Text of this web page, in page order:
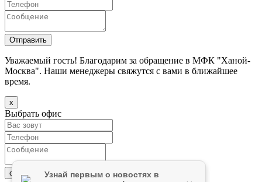
Уважаемый гость! Благодарим за обращение в МФК "Ханой-
Москва". Наши менеджеры свяжутся с вами в ближайшее
время.
х
Выбрать офис
Узнай первым о новостях в